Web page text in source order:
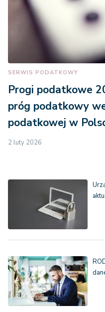
SERWIS PODATKOWY
Progi podatkowe
próg podatkowy
podatkowej w
2 luty 2026